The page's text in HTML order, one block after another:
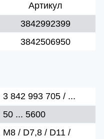
Артикул
3842992399
3842506950
3 842 993 705 / ...
50 ... 5600
M8 / D7,8 / D11 /